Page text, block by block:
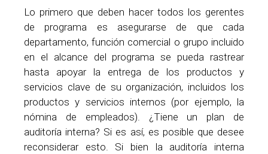
Lo primero que deben hacer todos los gerentes
de programa es asegurarse de que cada
departamento, función comercial o grupo incluido
en el alcance del programa se pueda rastrear
hasta apoyar la entrega de los productos y
servicios clave de su organización, incluidos los
productos y servicios internos (por ejemplo, la
nómina de empleados). ¿Tiene un plan de
auditoría interna? Si es así, es posible que desee
reconsiderar esto. Si bien la auditoría interna